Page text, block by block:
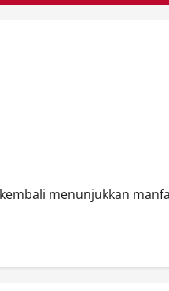
menunjukkan